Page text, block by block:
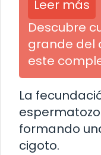
Leer más
Descubre
grande del
este
La
formando
cigoto.